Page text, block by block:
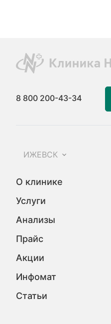
8 800 200-43-34
ИЖЕВСК
О клинике
Услуги
Анализы
Прайс
Акции
Инфомат
Статьи